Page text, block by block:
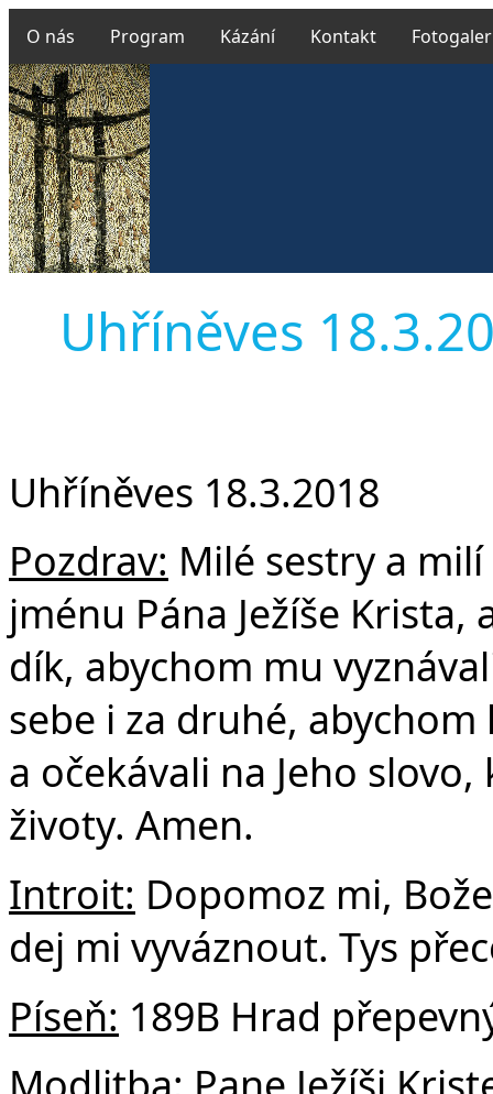
O nás Program Kázání Kontakt
Uhříněves
Uhříněves 18.3.2018
Pozdrav: Milé sestry a
jménu Pána Ježíše
dík, abychom mu
sebe i za druhé,
a očekávali na Jeho
životy. Amen.
Introit: Dopomoz mi,
dej mi vyváznout. Tys
Píseň: 189B Hrad